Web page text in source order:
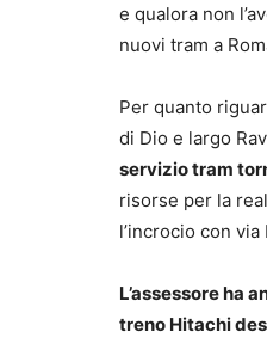
e qualora non
nuovi tram a
Per quanto
di Dio e largo
servizio tram
risorse per la
l’incrocio con
L’assessore ha
treno Hitachi